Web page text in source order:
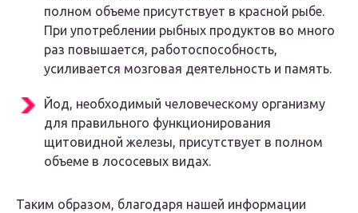
полном объеме присутствует в красной рыбе.
При употреблении рыбных продуктов во много
раз повышается, работоспособность,
усиливается мозговая деятельность и память.
Йод, необходимый человеческому организму
для правильного функционирования
щитовидной железы, присутствует в полном
объеме в лососевых видах.
Таким образом, благодаря нашей информации